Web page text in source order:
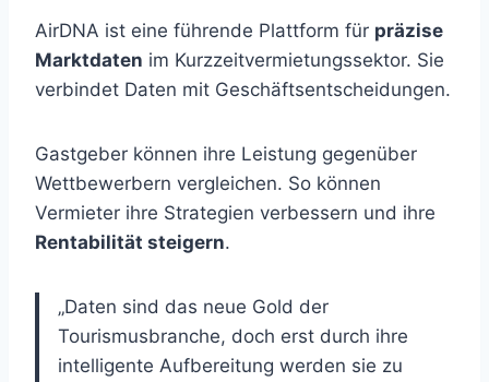
AirDNA ist eine führende Plattform für präzise
Marktdaten im Kurzzeitvermietungssektor. Sie
verbindet Daten mit Geschäftsentscheidungen.
Gastgeber können ihre Leistung gegenüber
Wettbewerbern vergleichen. So können
Vermieter ihre Strategien verbessern und ihre
Rentabilität steigern.
„Daten sind das neue Gold der
Tourismusbranche, doch erst durch ihre
intelligente Aufbereitung werden sie zu